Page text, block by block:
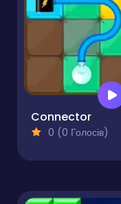
Connector
0 (0 Голосів)